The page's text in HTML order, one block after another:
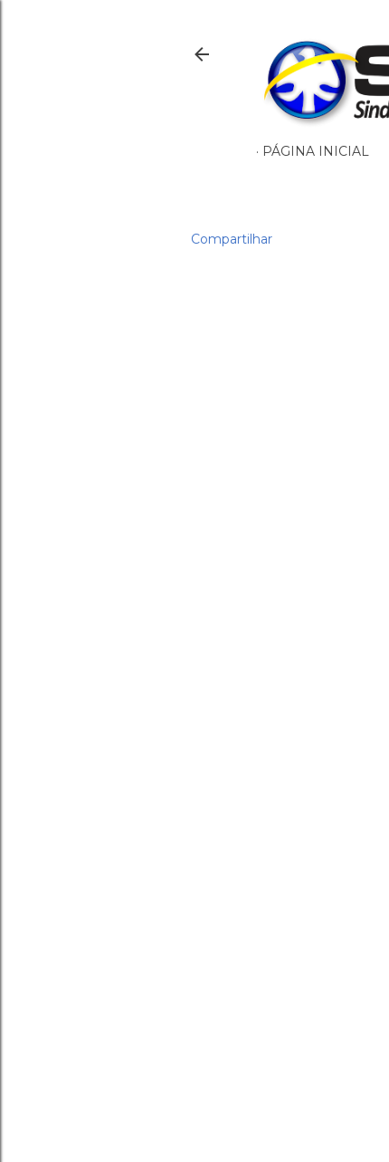
PÁGINA INICIAL
Compartilhar